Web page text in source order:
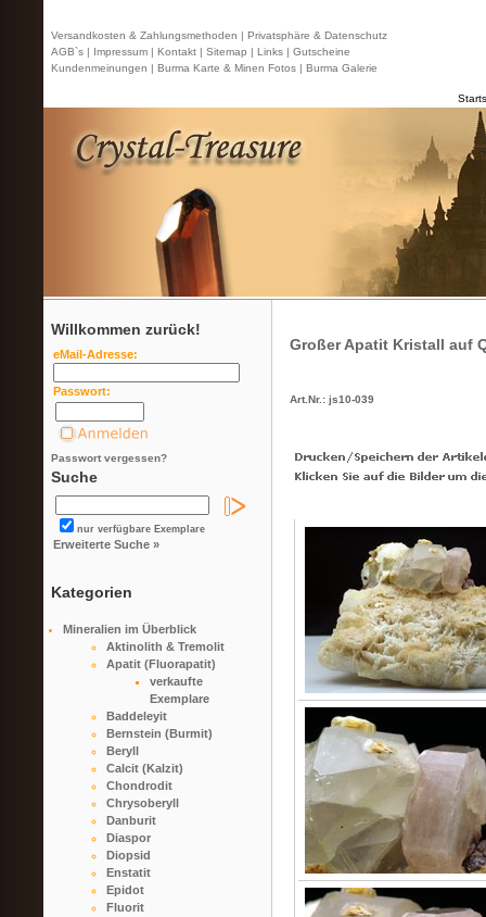
Versandkosten & Zahlungsmethoden | Privatsphäre & Datenschutz
AGB`s | Impressum | Kontakt | Sitemap | Links | Gutscheine
Kundenmeinungen | Burma Karte & Minen Fotos | Burma Galerie
Willkommen zurück!
eMail-Adresse:
Passwort:
Passwort vergessen?
Suche
nur verfügbare Exemplare
Erweiterte Suche »
Kategorien
Mineralien im Überblick
Aktinolith & Tremolit
Apatit (Fluorapatit)
verkaufte
Exemplare
Baddeleyit
Bernstein (Burmit)
Beryll
Calcit (Kalzit)
Chondrodit
Chrysoberyll
Danburit
Diaspor
Diopsid
Enstatit
Epidot
Fluorit
Großer Apatit Kristall auf
Art.Nr.: js10-039